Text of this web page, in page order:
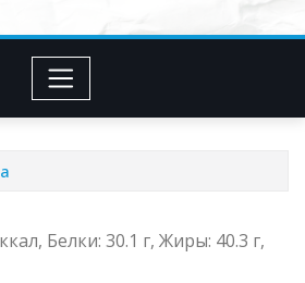
Белки: 30.1 г, Жиры: 40.3 г,